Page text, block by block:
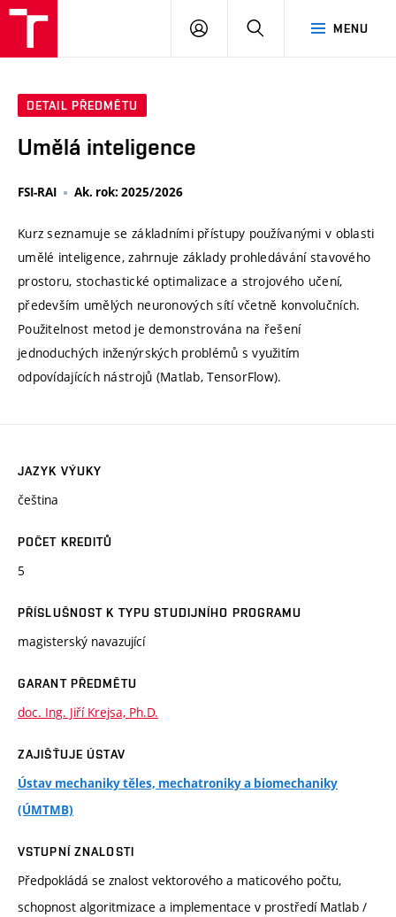
MENU
PŘIHLÁSIT
DETAIL PŘEDMĚTU
Umělá inteligence
FSI-RAI Ak. rok: 2025/2026
Kurz seznamuje se základními přístupy používanými v oblasti
umělé inteligence, zahrnuje základy prohledávání stavového
prostoru, stochastické optimalizace a strojového učení,
především umělých neuronových sítí včetně konvolučních.
Použitelnost metod je demonstrována na řešení
jednoduchých inženýrských problémů s využitím
odpovídajících nástrojů (Matlab, TensorFlow).
JAZYK VÝUKY
čeština
POČET KREDITŮ
5
PŘÍSLUŠNOST K TYPU STUDIJNÍHO PROGRAMU
magisterský navazující
GARANT PŘEDMĚTU
doc. Ing. Jiří Krejsa, Ph.D.
ZAJIŠŤUJE ÚSTAV
Ústav mechaniky těles, mechatroniky a biomechaniky
(ÚMTMB)
VSTUPNÍ ZNALOSTI
Předpokládá se znalost vektorového a maticového počtu,
schopnost algoritmizace a implementace v prostředí Matlab /